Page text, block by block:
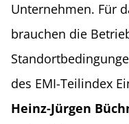
Unternehmen. Für
brauchen die
des EMI-Teilindex
Heinz-Jürgen